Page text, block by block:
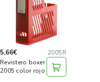
5,66€
2005R
Revistero boxer
2005 color rojo